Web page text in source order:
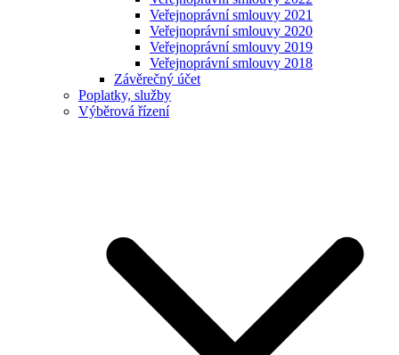
Veřejnoprávní smlouvy 2021
Veřejnoprávní smlouvy 2020
Veřejnoprávní smlouvy 2019
Veřejnoprávní smlouvy 2018
Závěrečný účet
Poplatky, služby
Výběrová řízení